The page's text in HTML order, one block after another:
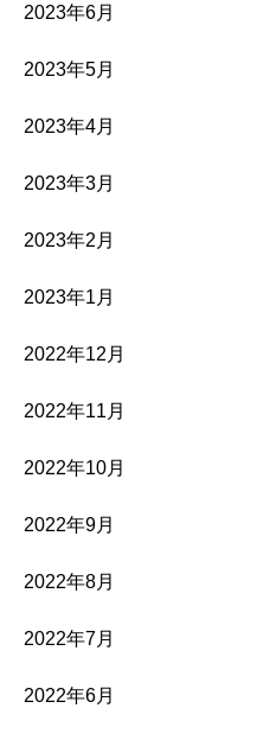
2023年6月
2023年5月
2023年4月
2023年3月
2023年2月
2023年1月
2022年12月
2022年11月
2022年10月
2022年9月
2022年8月
2022年7月
2022年6月